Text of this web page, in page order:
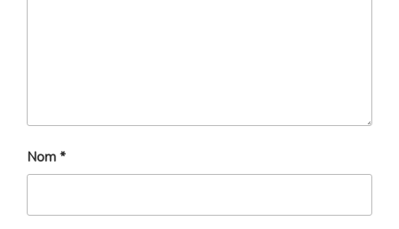
Nom *